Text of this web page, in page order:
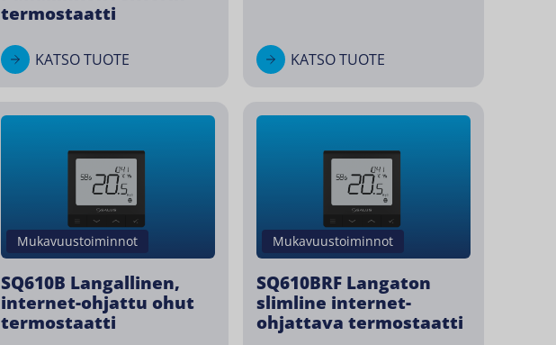
termostaatti
KATSO TUOTE KATSO TUOTE
Mukavuustoiminnot
SQ610B Langallinen,
internet-ohjattu ohut
termostaatti
Mukavuustoiminnot
SQ610BRF Langaton
slimline internet-
ohjattava termostaatti